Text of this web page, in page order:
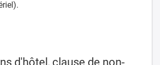
d'hôtel, clause de non-